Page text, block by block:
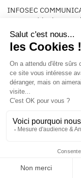
INFOSEC
responsable des
échappant à sa
qui tendraient à
de commande en ligne.
Sauf dispositions
- INFOSEC
qu'une obligation de
l'accès aux
commande, de la
la livraison.
- la responsabilité
- la responsabilité
qui pourrait résulter